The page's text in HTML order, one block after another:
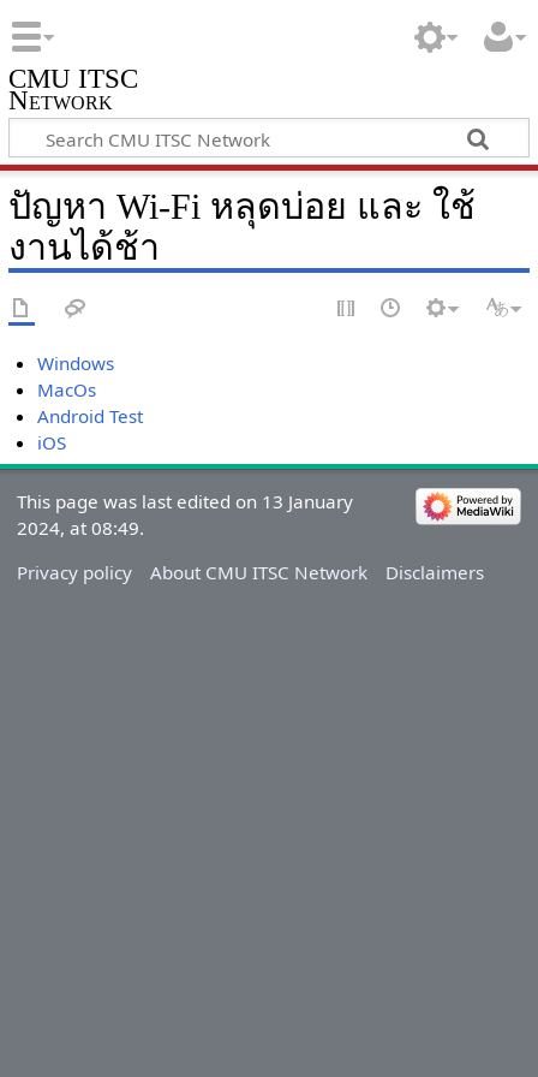
CMU ITSC
Network
ปัญหา Wi-Fi หลุดบ่อย และ ใช้
งานได้ช้า
Windows
MacOs
Android Test
iOS
This page was last edited on 13 January
2024, at 08:49.
Privacy policy
About CMU ITSC Network Disclaimers